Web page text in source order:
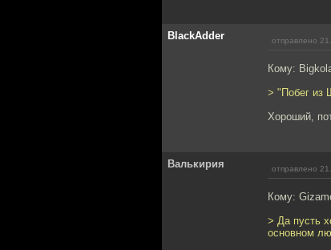
BlackAdder отправлено
Кому:
> "Побег из
Хороший,
Валькирия отправлено
Кому:
> Да пусть
основном